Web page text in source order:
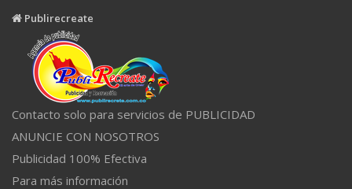
Publirecreate
Contacto solo para servicios de PUBLICIDAD
ANUNCIE CON NOSOTROS
Publicidad 100% Efectiva
Para más información